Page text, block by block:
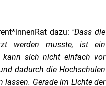
dazu: "Dass die
werden musste, ist ein
kann sich nicht einfach vor
dadurch die Hochschulen
Gerade im Lichte der